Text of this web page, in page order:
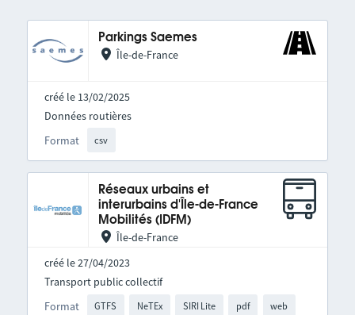
Parkings Saemes
Île-de-France
créé le 13/02/2025
Format csv
Données routières
Réseaux urbains et
interurbains d'Île-de-France
Mobilités (IDFM)
Île-de-France
créé le 27/04/2023
Format GTFS NeTEx SIRI Lite pdf web
Transport public collectif